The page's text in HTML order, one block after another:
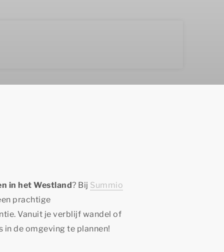
in het Westland? Bij Summio
prachtige
Vanuit je verblijf wandel of
in de omgeving te plannen!